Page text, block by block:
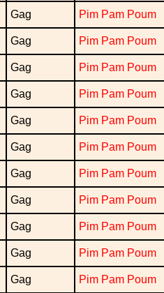
Gag Pim Pam Poum
Gag Pim Pam Poum
Gag Pim Pam Poum
Gag Pim Pam Poum
Gag Pim Pam Poum
Gag Pim Pam Poum
Gag Pim Pam Poum
Gag Pim Pam Poum
Gag Pim Pam Poum
Gag Pim Pam Poum
Gag Pim Pam Poum